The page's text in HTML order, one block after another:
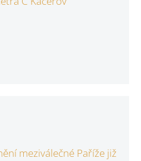
meziválečné Paříže již